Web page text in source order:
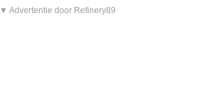
▼ Advertentie door Refinery89